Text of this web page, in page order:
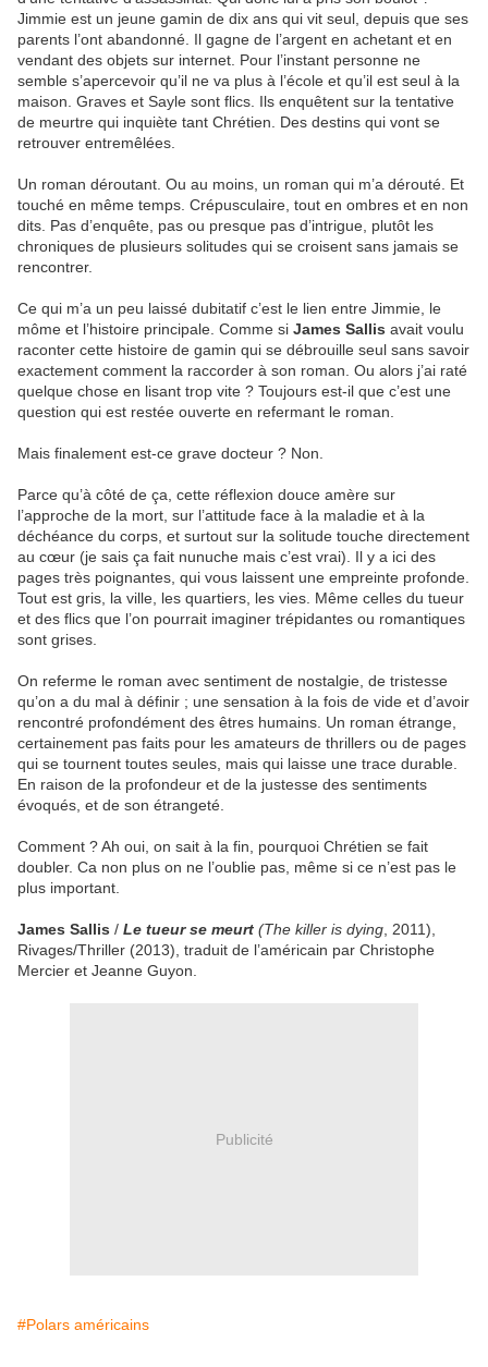
Jimmie est un jeune gamin de dix ans qui vit seul, depuis que ses
parents l’ont abandonné. Il gagne de l’argent en achetant et en
vendant des objets sur internet. Pour l’instant personne ne
semble s’apercevoir qu’il ne va plus à l’école et qu’il est seul à la
maison. Graves et Sayle sont flics. Ils enquêtent sur la tentative
de meurtre qui inquiète tant Chrétien. Des destins qui vont se
retrouver entremêlées.
Un roman déroutant. Ou au moins, un roman qui m’a dérouté. Et
touché en même temps. Crépusculaire, tout en ombres et en non
dits. Pas d’enquête, pas ou presque pas d’intrigue, plutôt les
chroniques de plusieurs solitudes qui se croisent sans jamais se
rencontrer.
Ce qui m’a un peu laissé dubitatif c’est le lien entre Jimmie, le
môme et l’histoire principale. Comme si James Sallis avait voulu
raconter cette histoire de gamin qui se débrouille seul sans savoir
exactement comment la raccorder à son roman. Ou alors j’ai raté
quelque chose en lisant trop vite ? Toujours est-il que c’est une
question qui est restée ouverte en refermant le roman.
Mais finalement est-ce grave docteur ? Non.
Parce qu’à côté de ça, cette réflexion douce amère sur
l’approche de la mort, sur l’attitude face à la maladie et à la
déchéance du corps, et surtout sur la solitude touche directement
au cœur (je sais ça fait nunuche mais c’est vrai). Il y a ici des
pages très poignantes, qui vous laissent une empreinte profonde.
Tout est gris, la ville, les quartiers, les vies. Même celles du tueur
et des flics que l’on pourrait imaginer trépidantes ou romantiques
sont grises.
On referme le roman avec sentiment de nostalgie, de tristesse
qu’on a du mal à définir ; une sensation à la fois de vide et d’avoir
rencontré profondément des êtres humains. Un roman étrange,
certainement pas faits pour les amateurs de thrillers ou de pages
qui se tournent toutes seules, mais qui laisse une trace durable.
En raison de la profondeur et de la justesse des sentiments
évoqués, et de son étrangeté.
Comment ? Ah oui, on sait à la fin, pourquoi Chrétien se fait
doubler. Ca non plus on ne l’oublie pas, même si ce n’est pas le
plus important.
James Sallis / Le tueur se meurt (The killer is dying , 2011),
Rivages/Thriller (2013), traduit de l’américain par Christophe
Mercier et Jeanne Guyon.
Publicité
#Polars américains